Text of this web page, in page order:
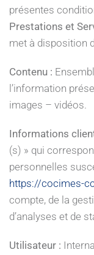
présentes
Prestations et
met à disposition
Contenu :
l’information
images – vidéos.
Informations
(s) » qui
personnelles
https://cocimes-
compte, de la
d’analyses et de
Utilisateur :